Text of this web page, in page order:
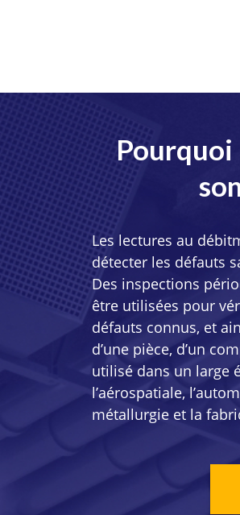
Pourquoi
Les lectures au
détecter les défauts
Des inspections
être utilisées pour
défauts connus, et
d’une pièce, d’un
utilisé dans un large
l’aérospatiale,
métallurgie et la